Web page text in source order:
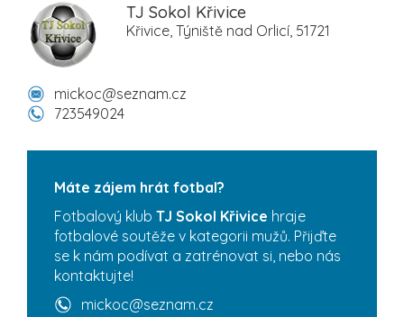
TJ Sokol Křivice
Křivice, Týniště nad Orlicí, 51721
mickoc@seznam.cz
723549024
Máte zájem hrát fotbal?
Fotbalový klub TJ Sokol Křivice hraje
fotbalové soutěže v kategorii mužů. Přijďte
se k nám podívat a zatrénovat si, nebo nás
kontaktujte!
mickoc@seznam.cz